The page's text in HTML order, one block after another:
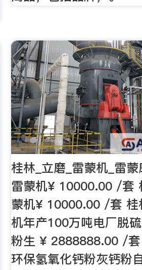
桂林_立磨_雷蒙机_雷
雷蒙机¥ 10000.00 /套
蒙机¥ 10000.00 /套 桂
机年产100万吨电厂脱
粉生 ¥ 2888888.00 /
环保氢氧化钙粉灰钙粉